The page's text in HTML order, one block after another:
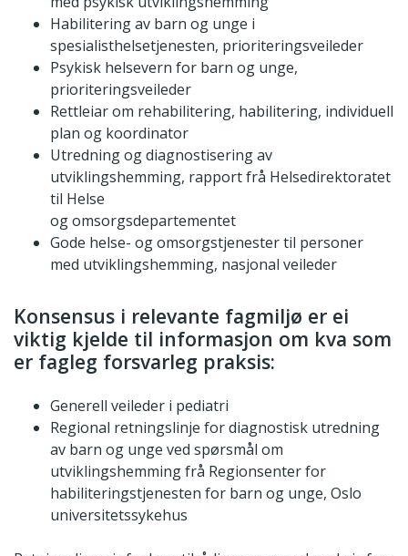
Habilitering av barn og unge i
spesialisthelsetjenesten, prioriteringsveileder
Psykisk helsevern for barn og unge,
prioriteringsveileder
Rettleiar om rehabilitering, habilitering, individuell
plan og koordinator
Utredning og diagnostisering av
utviklingshemming, rapport frå Helsedirektoratet
til Helse
og omsorgsdepartementet
Gode helse- og omsorgstjenester til personer
med utviklingshemming, nasjonal veileder
Konsensus i relevante fagmiljø er ei
viktig kjelde til informasjon om kva som
er fagleg forsvarleg praksis:
Generell veileder i pediatri
Regional retningslinje for diagnostisk utredning
av barn og unge ved spørsmål om
utviklingshemming frå Regionsenter for
habiliteringstjenesten for barn og unge, Oslo
universitetssykehus